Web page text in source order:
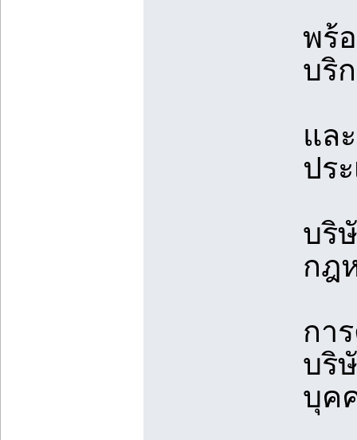
พร้
บริ
แล
ปร
บริ
กฎ
กา
บริ
บุค